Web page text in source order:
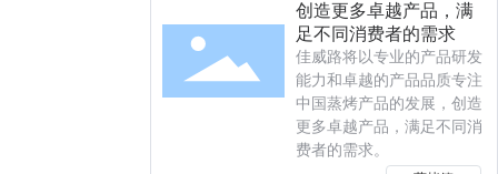
创造更多卓越产品，满
足不同消费者的需求
佳威路将以专业的产品研发
能力和卓越的产品品质专注
中国蒸烤产品的发展，创造
更多卓越产品，满足不同消
费者的需求。